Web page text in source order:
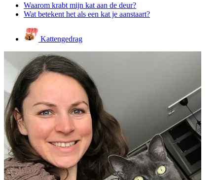
Waarom krabt mijn kat aan de deur?
Wat betekent het als een kat je aanstaart?
Kattengedrag